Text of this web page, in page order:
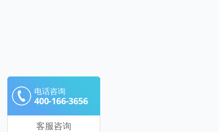
电话咨询
400-166-3656
客服咨询